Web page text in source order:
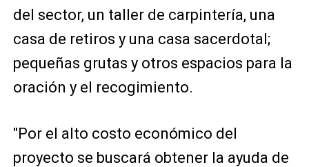
del sector, un taller de carpintería, una
casa de retiros y una casa sacerdotal;
pequeñas grutas y otros espacios para la
oración y el recogimiento.
"Por el alto costo económico del
proyecto se buscará obtener la ayuda de